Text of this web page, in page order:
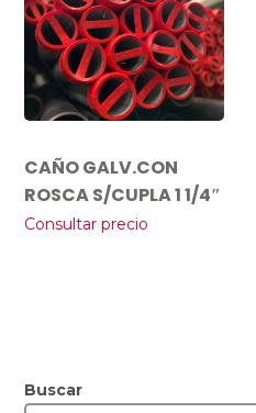
CAÑO GALV.CON
ROSCA S/CUPLA 1 1/4″
Consultar precio
Buscar